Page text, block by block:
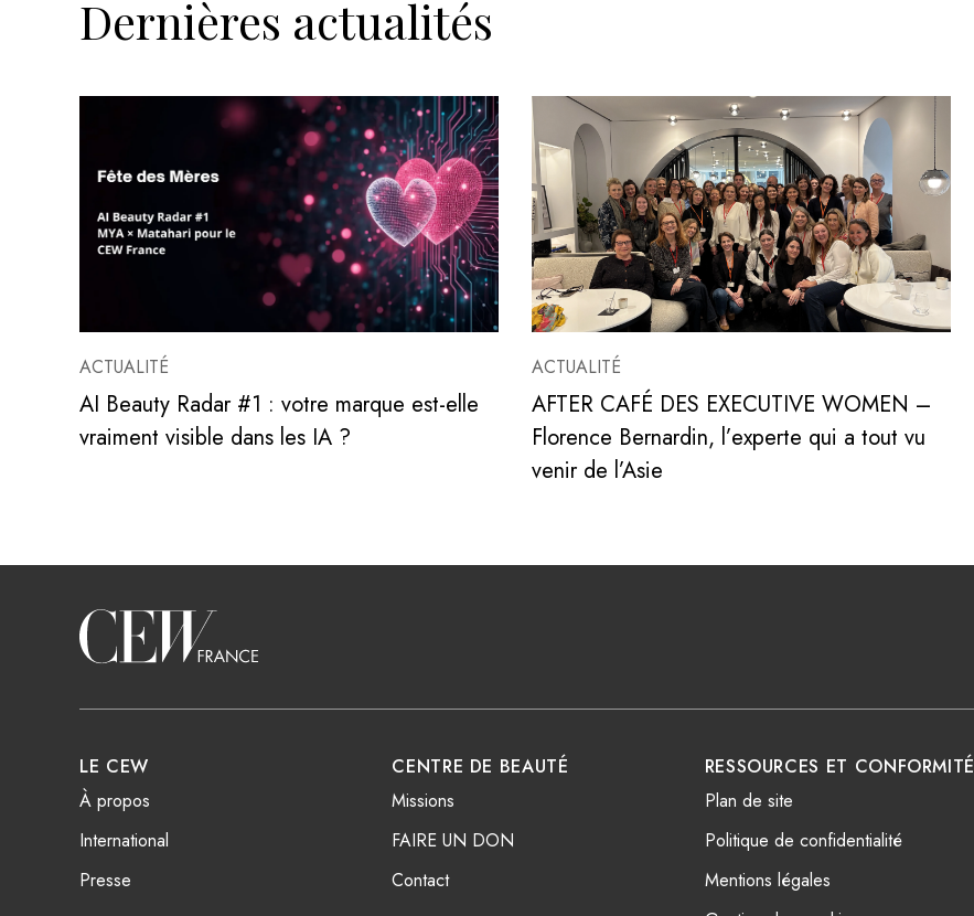
Dernières actualités
ACTUALITÉ
AI Beauty Radar #1 : votre marque est-elle
vraiment visible dans les IA ?
ACTUALITÉ
AFTER CAFÉ DES EXECUTIVE WOMEN –
Florence Bernardin, l’experte qui a tout vu
venir de l’Asie
LE CEW
À propos
International
Presse
CENTRE DE BEAUTÉ
Missions
FAIRE UN DON
Contact
RESSOURCES ET CONFORMITÉ
Plan de site
Politique de confidentialité
Mentions légales